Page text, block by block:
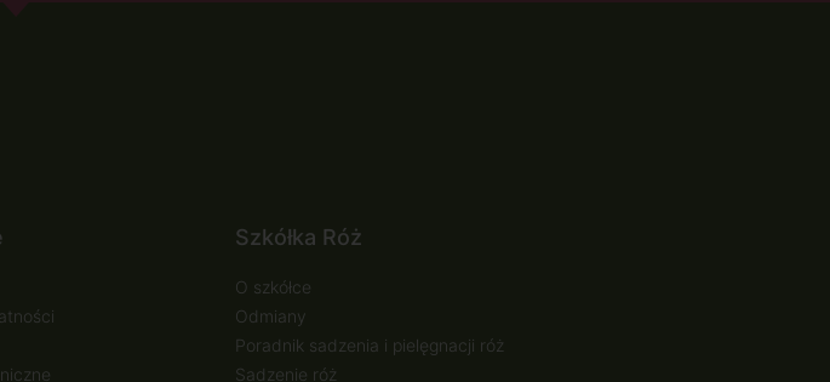
Szkółka Róż
O szkółce
Odmiany
Poradnik sadzenia i pielęgnacji róż
Sadzenie róż